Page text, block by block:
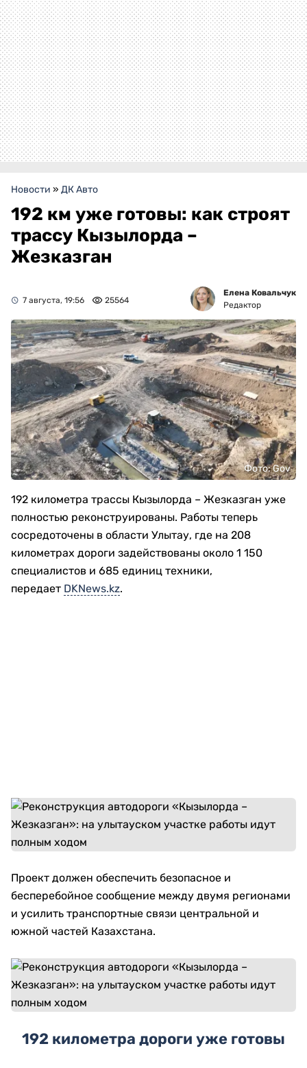
Новости » ДК Авто
192 км уже готовы: как строят
трассу Кызылорда –
Жезказган
7 августа, 19:56 25564
Елена Ковальчук
Редактор
Фото: Gov
192 километра трассы Кызылорда – Жезказган уже
полностью реконструированы. Работы теперь
сосредоточены в области Улытау, где на 208
километрах дороги задействованы около 1 150
специалистов и 685 единиц техники,
передает DKNews.kz.
Проект должен обеспечить безопасное и
бесперебойное сообщение между двумя регионами
и усилить транспортные связи центральной и
южной частей Казахстана.
192 километра дороги уже готовы